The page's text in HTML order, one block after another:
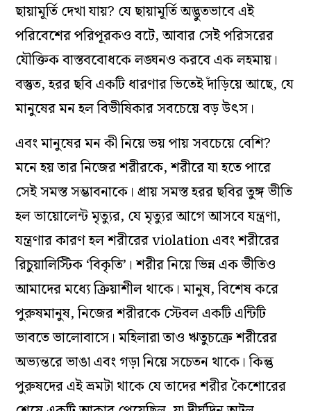
ছায়ামূর্তি দেখা যায়? যে ছায়ামূর্তি অদ্ভুতভাবে এই
পরিবেশের পরিপূরকও বটে, আবার সেই পরিসরের
যৌক্তিক বাস্তববোধকে লঙ্ঘনও করবে এক লহমায়।
বস্তুত, হরর ছবি একটি ধারণার ভিতেই দাঁড়িয়ে আছে, যে
মানুষের মন হল বিভীষিকার সবচেয়ে বড় উৎস।
এবং মানুষের মন কী নিয়ে ভয় পায় সবচেয়ে বেশি?
মনে হয় তার নিজের শরীরকে, শরীরে যা হতে পারে
সেই সমস্ত সম্ভাবনাকে। প্রায় সমস্ত হরর ছবির তুঙ্গ ভীতি
হল ভায়োলেন্ট মৃত্যুর, যে মৃত্যুর আগে আসবে যন্ত্রণা,
যন্ত্রণার কারণ হল শরীরের violation এবং শরীরের
রিচুয়ালিস্টিক ‘বিকৃতি’। শরীর নিয়ে ভিন্ন এক ভীতিও
আমাদের মধ্যে ক্রিয়াশীল থাকে। মানুষ, বিশেষ করে
পুরুষমানুষ, নিজের শরীরকে স্টেবল একটি এন্টিটি
ভাবতে ভালোবাসে। মহিলারা তাও ঋতুচক্রে শরীরের
অভ্যন্তরে ভাঙা এবং গড়া নিয়ে সচেতন থাকে। কিন্তু
পুরুষদের এই ভ্রমটা থাকে যে তাদের শরীর কৈশোরের